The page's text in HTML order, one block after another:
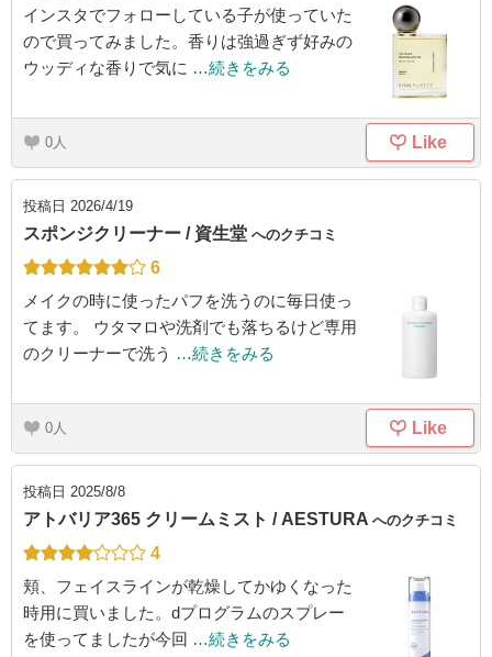
インスタでフォローしている子が使っていた
ので買ってみました。香りは強過ぎず好みの
ウッディな香りで気に …続きをみる
0 Like
投稿日 2026/4/19
スポンジクリーナー / 資生堂 へのクチコミ
6
メイクの時に使ったパフを洗うのに毎日使っ
てます。 ウタマロや洗剤でも落ちるけど専用
のクリーナーで洗う …続きをみる
0 Like
投稿日 2025/8/8
アトバリア365 クリームミスト / AESTURA へのクチコミ
4
頬、フェイスラインが乾燥してかゆくなった
時用に買いました。dプログラムのスプレー
を使ってましたが今回 …続きをみる